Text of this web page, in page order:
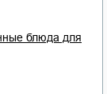
блюда для